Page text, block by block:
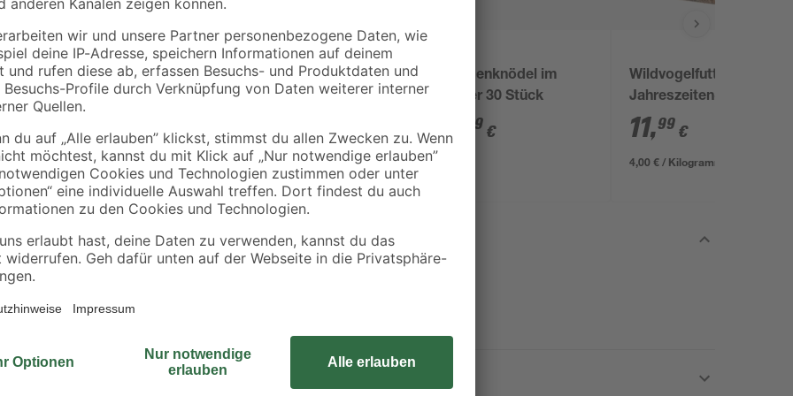
Winterstreufutter für
Wildvögel 2,5 kg
6, €
2,80 € / Kilogramm
Wildvogelfutter Eimer
2,7 kg
10, €
4,07 € / Kilogramm
Meisenknödel im
Eimer 30 Stück
9 99 €
Wildvogelfutter 4-
Jahreszeiten-Mix
Eimer 3 kg
11,99 €
4,00 € / Kilogramm